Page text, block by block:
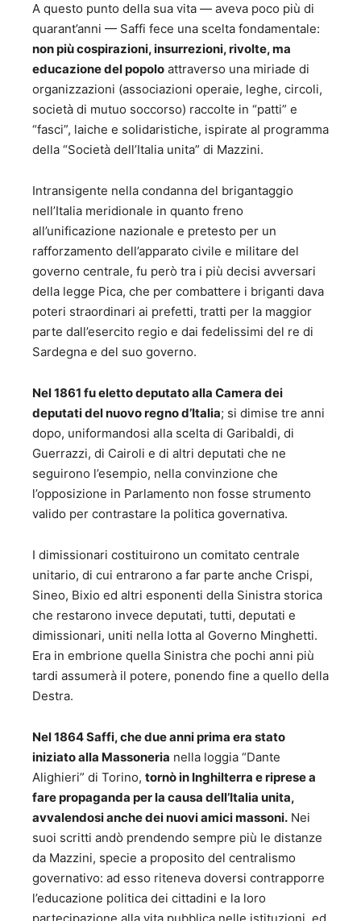
A questo punto della sua vita — aveva poco più di
quarant’anni — Saffi fece una scelta fondamentale:
non più cospirazioni, insurrezioni, rivolte, ma
educazione del popolo attraverso una miriade di
organizzazioni (associazioni operaie, leghe, circoli,
società di mutuo soccorso) raccolte in “patti” e
“fasci”, laiche e solidaristiche, ispirate al programma
della “Società dell’Italia unita” di Mazzini.
Intransigente nella condanna del brigantaggio
nell’Italia meridionale in quanto freno
all’unificazione nazionale e pretesto per un
rafforzamento dell’apparato civile e militare del
governo centrale, fu però tra i più decisi avversari
della legge Pica, che per combattere i briganti dava
poteri straordinari ai prefetti, tratti per la maggior
parte dall’esercito regio e dai fedelissimi del re di
Sardegna e del suo governo.
Nel 1861 fu eletto deputato alla Camera dei
deputati del nuovo regno d’Italia; si dimise tre anni
dopo, uniformandosi alla scelta di Garibaldi, di
Guerrazzi, di Cairoli e di altri deputati che ne
seguirono l’esempio, nella convinzione che
l’opposizione in Parlamento non fosse strumento
valido per contrastare la politica governativa.
I dimissionari costituirono un comitato centrale
unitario, di cui entrarono a far parte anche Crispi,
Sineo, Bixio ed altri esponenti della Sinistra storica
che restarono invece deputati, tutti, deputati e
dimissionari, uniti nella lotta al Governo Minghetti.
Era in embrione quella Sinistra che pochi anni più
tardi assumerà il potere, ponendo fine a quello della
Destra.
Nel 1864 Saffi, che due anni prima era stato
iniziato alla Massoneria nella loggia “Dante
Alighieri” di Torino, tornò in Inghilterra e riprese a
fare propaganda per la causa dell’Italia unita,
avvalendosi anche dei nuovi amici massoni. Nei
suoi scritti andò prendendo sempre più le distanze
da Mazzini, specie a proposito del centralismo
governativo: ad esso riteneva doversi contrapporre
l’educazione politica dei cittadini e la loro